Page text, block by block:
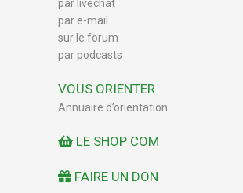
par livechat
par e-mail
sur le forum
par podcasts
VOUS ORIENTER
Annuaire d’orientation
LE SHOP COM
FAIRE UN DON